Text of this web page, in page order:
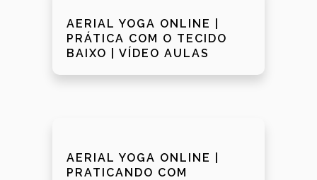
AERIAL YOGA ONLINE |
PRÁTICA COM O TECIDO
BAIXO | VÍDEO AULAS
AERIAL YOGA ONLINE |
PRATICANDO COM